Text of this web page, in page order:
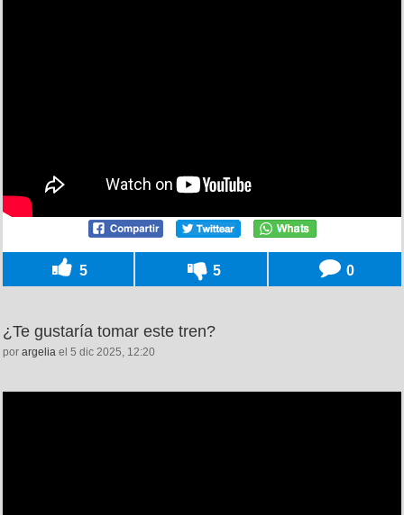
5 5 0
¿Te gustaría tomar este tren?
por argelia el 5 dic 2025, 12:20